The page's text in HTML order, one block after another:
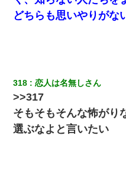
どちらも思いやりがな
318 恋人は名無しさん
>>317
そもそもそんな怖がり
選ぶなよと言いたい